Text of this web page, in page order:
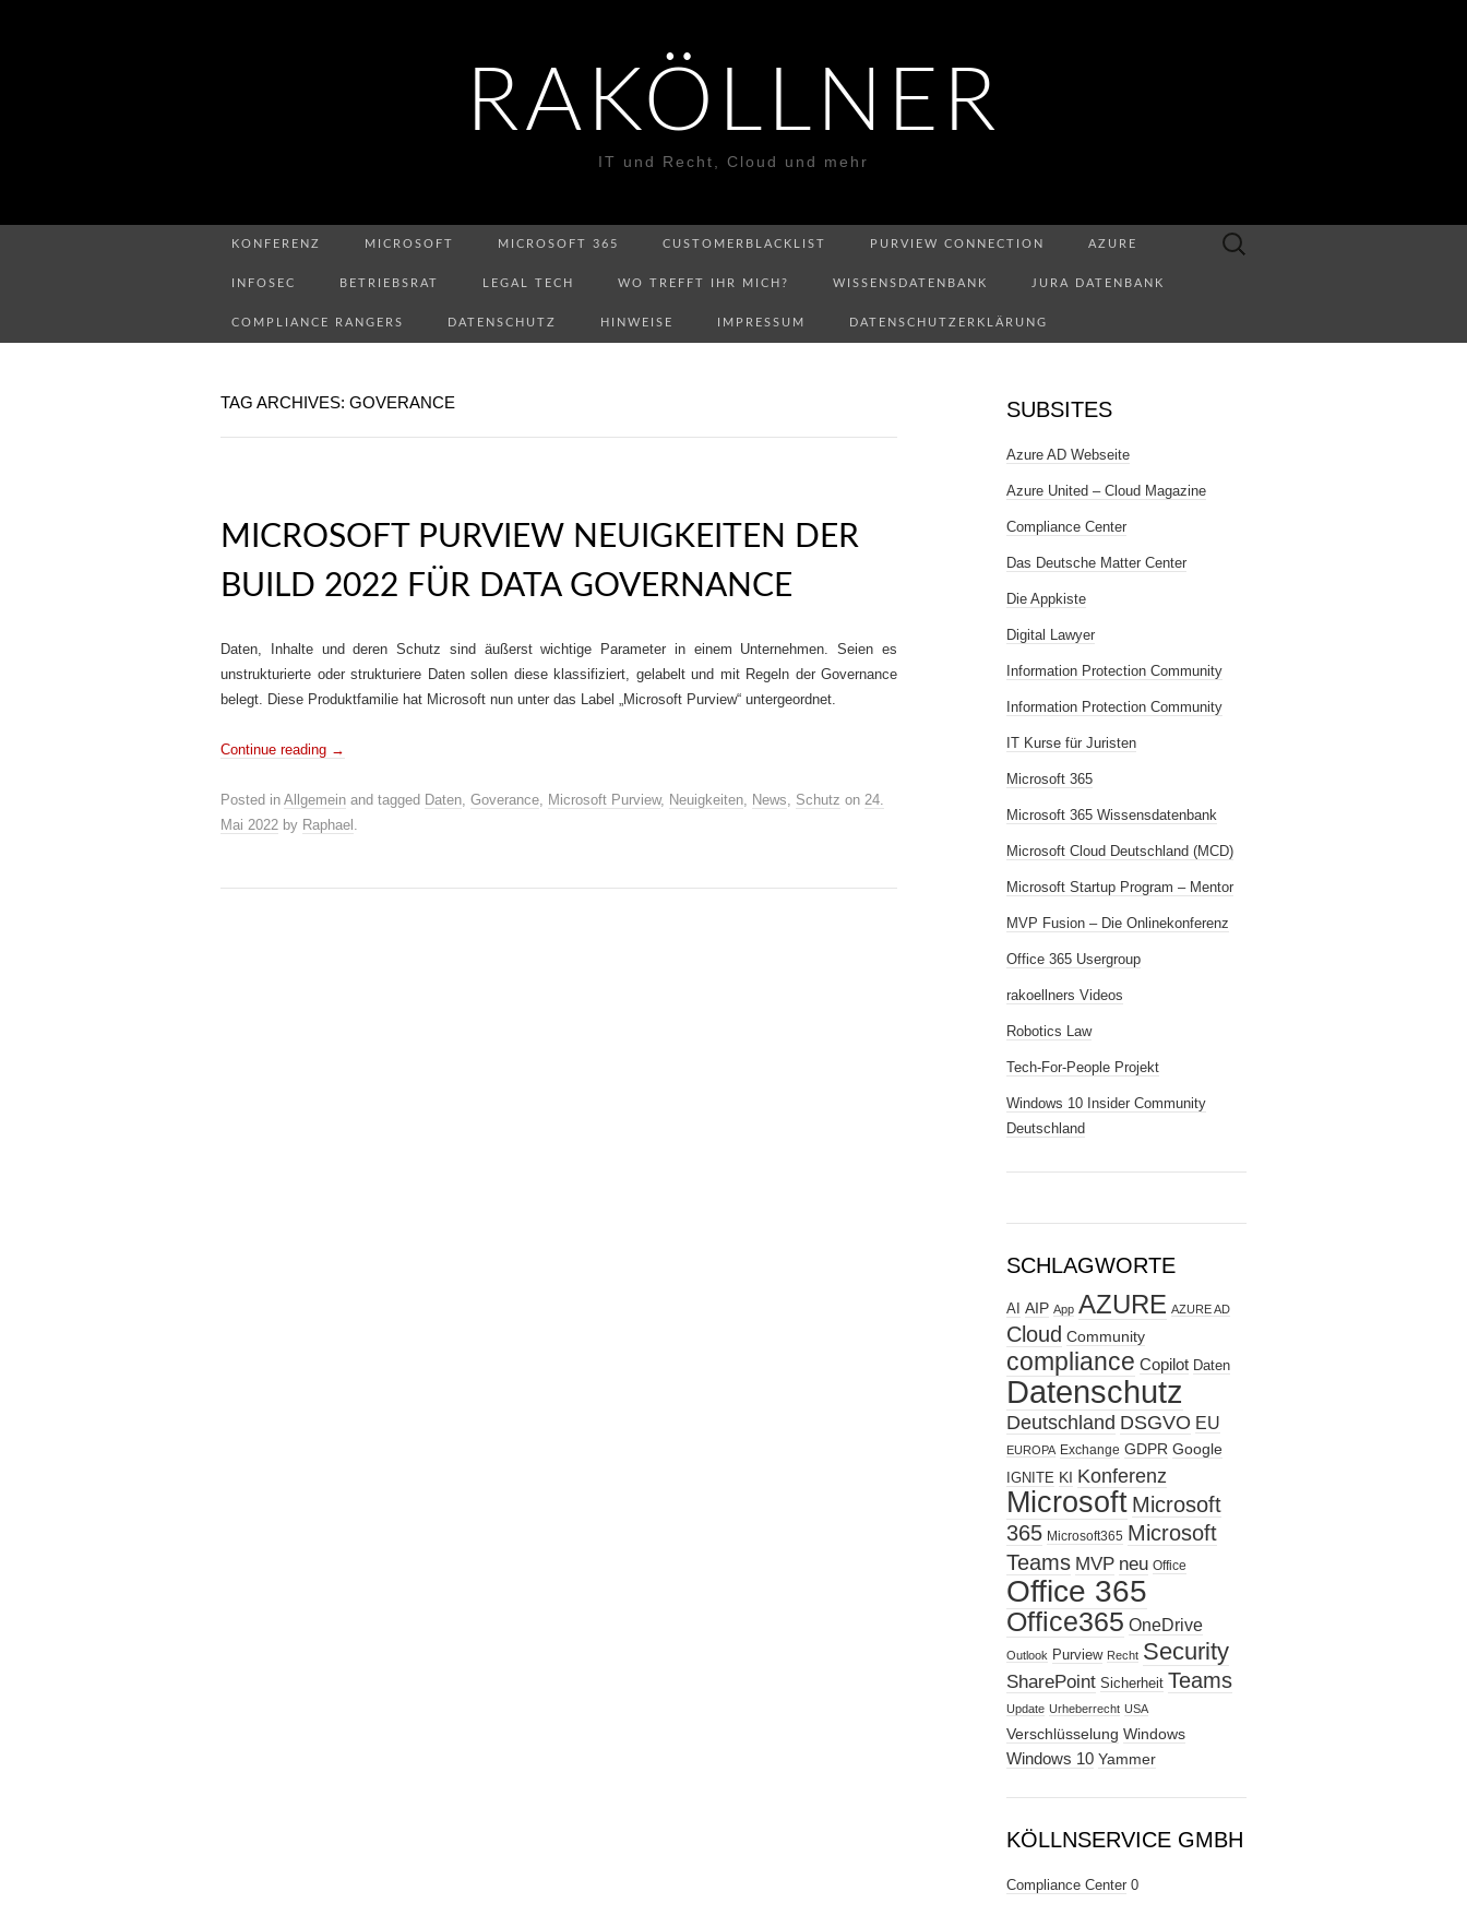
RAKÖLLNER
IT und Recht, Cloud und mehr
KONFERENZ MICROSOFT MICROSOFT 365 CUSTOMERBLACKLIST PURVIEW CONNECTION AZURE
INFOSEC BETRIEBSRAT LEGAL TECH WO TREFFT IHR MICH? WISSENSDATENBANK JURA DATENBANK
COMPLIANCE RANGERS DATENSCHUTZ HINWEISE IMPRESSUM DATENSCHUTZERKLÄRUNG
Suchen
TAG ARCHIVES: GOVERANCE
MICROSOFT PURVIEW NEUIGKEITEN DER
BUILD 2022 FÜR DATA GOVERNANCE
Daten, Inhalte und deren Schutz sind äußerst wichtige Parameter in einem Unternehmen. Seien es
unstrukturierte oder strukturiere Daten sollen diese klassifiziert, gelabelt und mit Regeln der Governance
belegt. Diese Produktfamilie hat Microsoft nun unter das Label „Microsoft Purview“ untergeordnet.
Continue reading →
Posted in Allgemein and tagged Daten, Goverance, Microsoft Purview, Neuigkeiten, News, Schutz on 24.
Mai 2022 by Raphael .
SUBSITES
Azure AD Webseite
Azure United – Cloud Magazine
Compliance Center
Das Deutsche Matter Center
Die Appkiste
Digital Lawyer
Information Protection Community
Information Protection Community
IT Kurse für Juristen
Microsoft 365
Microsoft 365 Wissensdatenbank
Microsoft Cloud Deutschland (MCD)
Microsoft Startup Program – Mentor
MVP Fusion – Die Onlinekonferenz
Office 365 Usergroup
rakoellners Videos
Robotics Law
Tech-For-People Projekt
Windows 10 Insider Community
Deutschland
SCHLAGWORTE
AI AIP App AZURE AZURE AD
Cloud Community
compliance Copilot Daten
Datenschutz
Deutschland DSGVO EU
EUROPA Exchange GDPR Google
IGNITE KI Konferenz
Microsoft Microsoft
365 Microsoft365 Microsoft
Teams MVP neu Office
Office 365
Office365 OneDrive
Outlook Purview Recht Security
SharePoint Sicherheit Teams
Update Urheberrecht USA
Verschlüsselung Windows
Windows 10 Yammer
KÖLLNSERVICE GMBH
Compliance Center 0